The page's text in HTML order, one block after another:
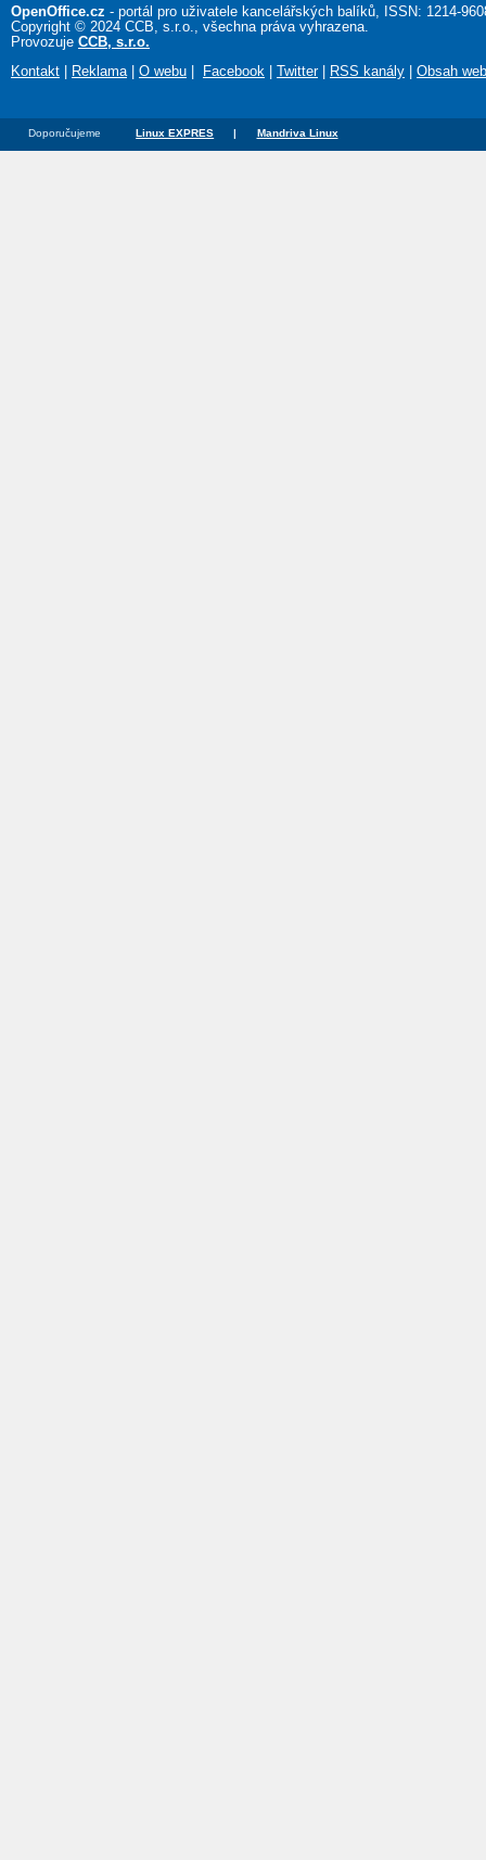
OpenOffice.cz - portál pro uživatele kancelářských balíků, ISSN: 1214-
Copyright © 2024 CCB, s.r.o., všechna práva vyhrazena.
Provozuje CCB, s.r.o.
Kontakt
Reklama O webu Facebook Twitter| RSS kanály Obsah
Doporučujeme Linux EXPRES | Mandriva Linux